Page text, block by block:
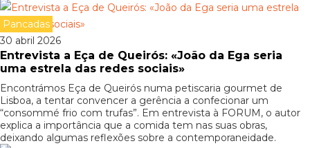
Pancadas
30 abril 2026
Entrevista a Eça de Queirós: «João da Ega seria
uma estrela das redes sociais»
Encontrámos Eça de Queirós numa petiscaria gourmet de
Lisboa, a tentar convencer a gerência a confecionar um
“consommé frio com trufas”. Em entrevista à FORUM, o autor
explica a importância que a comida tem nas suas obras,
deixando algumas reflexões sobre a contemporaneidade.